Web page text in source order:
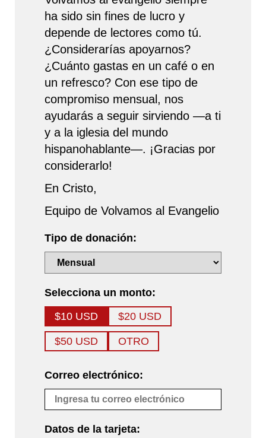
ha sido sin fines de lucro y
depende de lectores como tú.
¿Considerarías apoyarnos?
¿Cuánto gastas en un café o en
un refresco? Con ese tipo de
compromiso mensual, nos
ayudarás a seguir sirviendo —a ti
y a la iglesia del mundo
hispanohablante—. ¡Gracias por
considerarlo!
En Cristo,
Equipo de Volvamos al Evangelio
Tipo de donación:
Selecciona un monto:
$10 USD
$20 USD
$50 USD OTRO
Correo electrónico:
Datos de la tarjeta: